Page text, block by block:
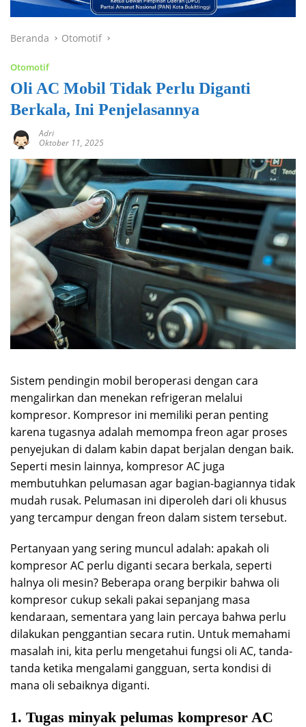
Beranda Otomotif
Otomotif
Oli AC Mobil Tidak Perlu Diganti
Berkala, Ini Penjelasannya
Adri
Oktober 11, 2025
Sistem pendingin mobil beroperasi dengan cara
mengalirkan dan menekan refrigeran melalui
kompresor. Kompresor ini memiliki peran penting
karena tugasnya adalah memompa freon agar proses
penyejukan di dalam kabin dapat berjalan dengan baik.
Seperti mesin lainnya, kompresor AC juga
membutuhkan pelumasan agar bagian-bagiannya tidak
mudah rusak. Pelumasan ini diperoleh dari oli khusus
yang tercampur dengan freon dalam sistem tersebut.
Pertanyaan yang sering muncul adalah: apakah oli
kompresor AC perlu diganti secara berkala, seperti
halnya oli mesin? Beberapa orang berpikir bahwa oli
kompresor cukup sekali pakai sepanjang masa
kendaraan, sementara yang lain percaya bahwa perlu
dilakukan penggantian secara rutin. Untuk memahami
masalah ini, kita perlu mengetahui fungsi oli AC, tanda-
tanda ketika mengalami gangguan, serta kondisi di
mana oli sebaiknya diganti.
1. Tugas minyak pelumas kompresor AC